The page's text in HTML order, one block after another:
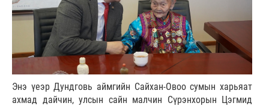
Энэ үеэр Дундговь аймгийн Сайхан-Овоо сумын харьяат
ахмад дайчин, улсын сайн малчин Сүрэнхорын Цэгмид